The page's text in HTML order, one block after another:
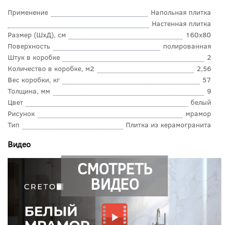
Применение
Напольная плитка
Настенная плитка
Размер (ШхД), см
160x80
Поверхность
полированная
Штук в коробке
2
Количество в коробке, м2
2,56
Вес коробки, кг
57
Толщина, мм
9
Цвет
белый
Рисунок
мрамор
Тип
Плитка из керамогранита
Видео
СМОТРЕТЬ
ВИДЕО